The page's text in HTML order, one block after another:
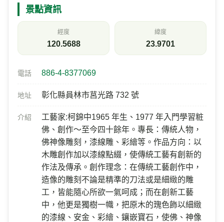
景點資訊
經度
120.5688
緯度
23.9701
電話 886-4-8377069
地址 彰化縣員林市莒光路 732 號
介紹
工藝家:柯錦中1965 年生、1977 年入門學習粧
佛、創作～至今四十餘年。專長：傳統人物，
佛神像雕刻，漆線雕、彩繪等。作品方向：以
木雕創作加以漆線點綴，使傳統工藝有創新的
作法及傳承。創作理念：在傳統工藝創作中，
造像的雕刻不論是精準的刀法或是細緻的雕
工，皆能隨心所欲一氣呵成；而在創新工藝
中，他更是獨樹一幟，把原木的瑰色飾以細緻
的漆線、安金、彩繪、鑲嵌寶石，使佛、神像